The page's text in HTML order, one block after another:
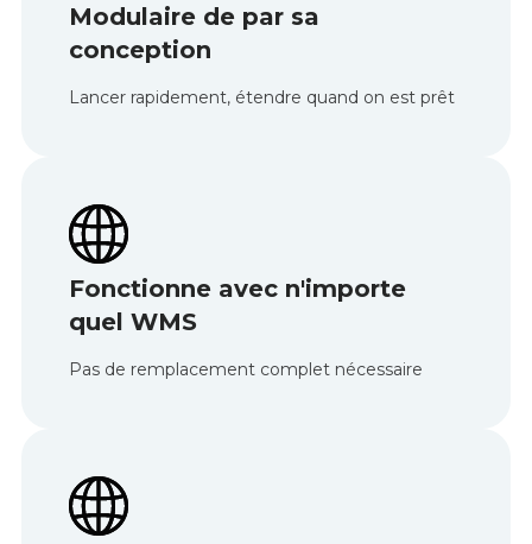
Modulaire de par sa
conception
Lancer rapidement, étendre quand on est prêt
Fonctionne avec n'importe
quel WMS
Pas de remplacement complet nécessaire